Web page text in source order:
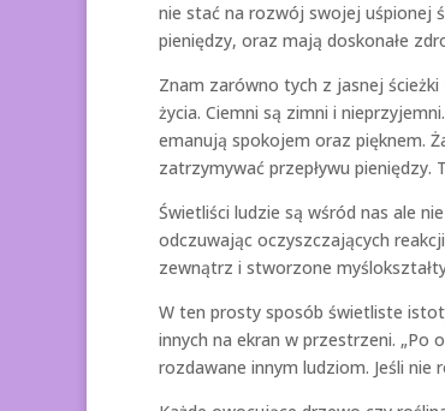
nie stać na rozwój swojej uśpionej
pieniędzy, oraz mają doskonałe
Znam zarówno tych z jasnej
życia. Ciemni są zimni i
emanują spokojem oraz pięknem.
zatrzymywać przepływu pieniędzy.
Świetliści ludzie są wśród nas ale
odczuwając oczyszczających
zewnątrz i stworzone
W ten prosty sposób świetliste
innych na ekran w przestrzeni. „Po
rozdawane innym ludziom. Jeśli